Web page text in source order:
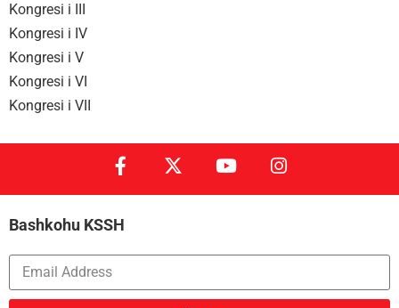
Kongresi i III
Kongresi i IV
Kongresi i V
Kongresi i VI
Kongresi i VII
Bashkohu KSSH